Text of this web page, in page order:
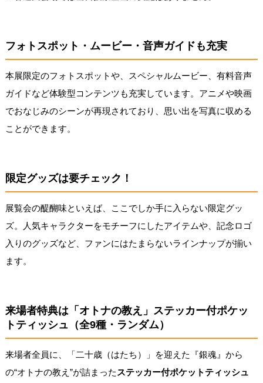
フォトスポット・ムービー・音声ガイドも充実
本展限定のフォトスポットや、スペシャルムービー、有料音声
ガイドなど体験型コンテンツも充実しています。アニメや映画
でおなじみのシーンが再現されており、思い出を写真に収める
ことができます。
限定グッズは要チェック！
展覧会の醍醐味といえば、ここでしか手に入らない限定グッ
ズ。人気キャラクターをモチーフにしたアイテムや、記念ロゴ
入りのグッズなど、ファンにはたまらないラインナップが揃い
ます。
来場者特典は「オトナの教え」ステッカー付ポケッ
トティッシュ（全9種・ランダム）
来場者全員に、「二十歳（はたち）」を迎えた『銀魂』から
の“オトナの教え”が詰まった ステッカー付ポケットティッシュ